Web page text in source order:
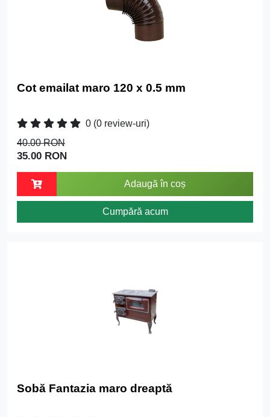
Cot emailat maro 120 x 0.5 mm
0 (0 review-uri)
40.00 RON
35.00 RON
Adaugă în coș
Cumpără acum
Sobă Fantazia maro dreaptă